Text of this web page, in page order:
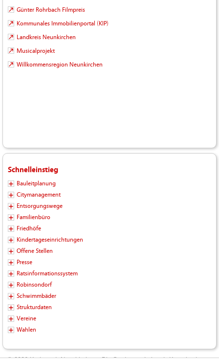
Günter Rohrbach Filmpreis
Kommunales Immobilienportal (KIP)
Landkreis Neunkirchen
Musicalprojekt
Willkommensregion Neunkirchen
Schnelleinstieg
Bauleitplanung
Citymanagement
Entsorgungswege
Familienbüro
Friedhöfe
Kindertageseinrichtungen
Offene Stellen
Presse
Ratsinformationssystem
Robinsondorf
Schwimmbäder
Strukturdaten
Vereine
Wahlen